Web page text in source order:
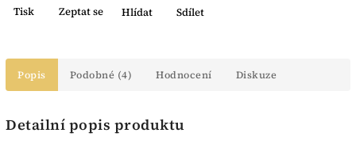
Tisk Zeptat se Hlídat Sdílet
Popis Podobné (4) Hodnocení Diskuze
Detailní popis produktu